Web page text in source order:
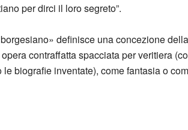
per dirci il loro segreto”.
definisce una concezione
contraffatta spacciata per veritiera
le biografie inventate), come fantasia o